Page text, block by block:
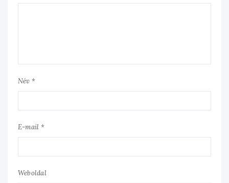
Név *
E-mail *
Weboldal